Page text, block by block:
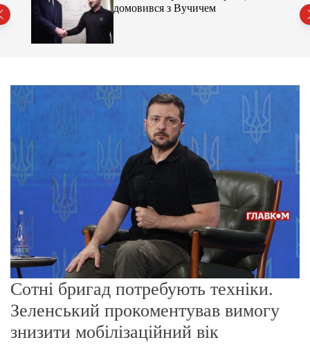
е
ж
и
м
домовився з Вучичем
Сотні бригад потребують техніки.
Зеленський прокоментував вимогу
знизити мобілізаційний вік